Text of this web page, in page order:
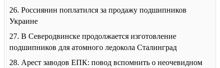
26. Россиянин поплатился за продажу подшипников
Украине
27. В Северодвинске продолжается изготовление
подшипников для атомного ледокола Сталинград
28. Арест заводов ЕПК: повод вспомнить о неочевидном